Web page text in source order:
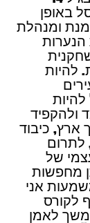
באופן
ומנהלת
להיות
ולהקפיד
ארץ, כיבוד
לתרום
של
מחפשות
אני
לקורס
לאמן